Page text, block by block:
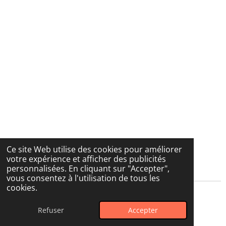
Ce site Web utilise des cookies pour améliorer
votre expérience et afficher des publicités
personnalisées. En cliquant sur "Accepter",
vous consentez à l'utilisation de tous les
cookies.
Refuser Accepter
Propulsé parWebador